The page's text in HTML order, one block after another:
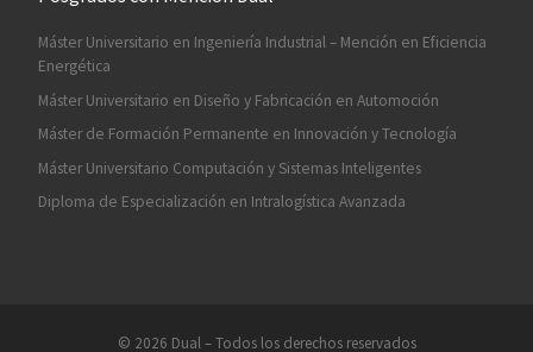
Máster Universitario en Ingeniería Industrial – Mención en Eficiencia
Energética
Máster Universitario en Diseño y Fabricación en Automoción
Máster de Formación Permanente en Innovación y Tecnología
Máster Universitario Computación y Sistemas Inteligentes
Diploma de Especialización en Intralogística Avanzada
© 2026 Dual– Todos los derechos reservados